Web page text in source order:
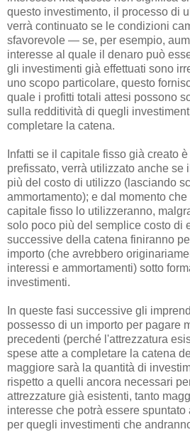
questo investimento, il processo di
verrà continuato se le condizioni
sfavorevole — se, per esempio,
interesse al quale il denaro può
gli investimenti già effettuati sono
uno scopo particolare, questo
quale i profitti totali attesi possono
sulla redditività di quegli
completare la catena.
Infatti se il capitale fisso già creato
prefissato, verrà utilizzato anche se
più del costo di utilizzo (lasciando
ammortamento); e dal momento
capitale fisso lo utilizzeranno,
solo poco più del semplice costo di
successive della catena finiranno
importo (che avrebbero
interessi e ammortamenti) sotto
investimenti.
In queste fasi successive gli
possesso di un importo per pagare
precedenti (perché l'attrezzatura
spese atte a completare la catena
maggiore sarà la quantità di
rispetto a quelli ancora necessari
attrezzature già esistenti, tanto
interesse che potrà essere
per quegli investimenti che